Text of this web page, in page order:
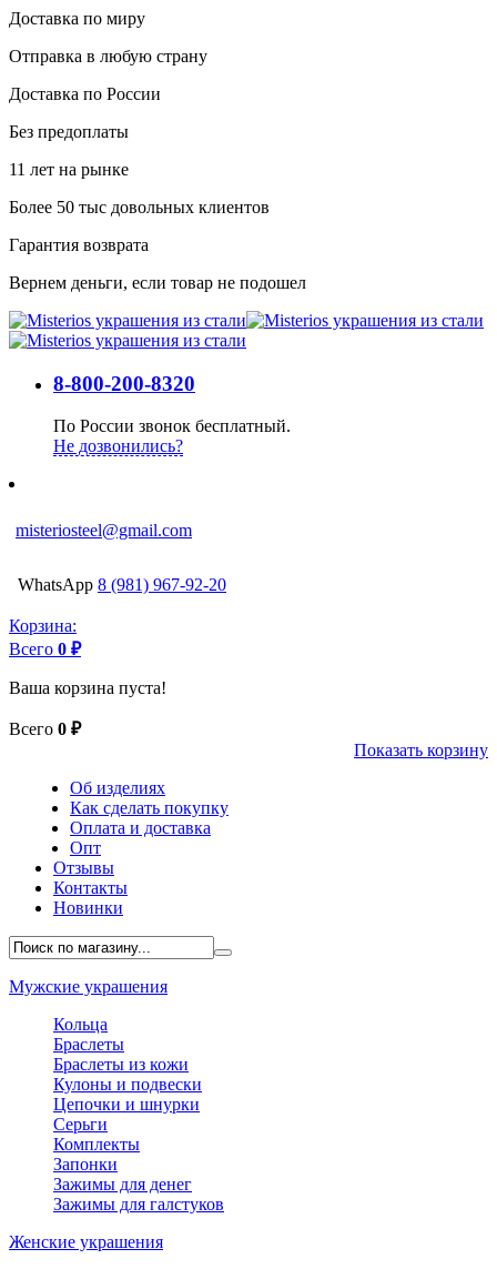
Доставка по миру
Отправка в любую страну
Доставка по России
Без предоплаты
11 лет на рынке
Более 50 тыс довольных клиентов
Гарантия возврата
Вернем деньги, если товар не подошел
8-800-200-8320
По России звонок бесплатный.
Не дозвонились?
misteriosteel@gmail.com
WhatsApp 8 (981) 967-92-20
Корзина:
Всего 0 ₽
Ваша корзина пуста!
Всего 0 ₽
Показать корзину
Об изделиях
Как сделать покупку
Оплата и доставка
Опт
Отзывы
Контакты
Новинки
Мужские украшения
Кольца
Браслеты
Браслеты из кожи
Кулоны и подвески
Цепочки и шнурки
Серьги
Комплекты
Запонки
Зажимы для денег
Зажимы для галстуков
Женские украшения